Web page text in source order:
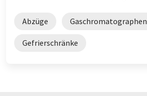
Abzüge Gaschromatographen
Gefrierschränke